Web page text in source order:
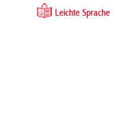
Leichte Sprache